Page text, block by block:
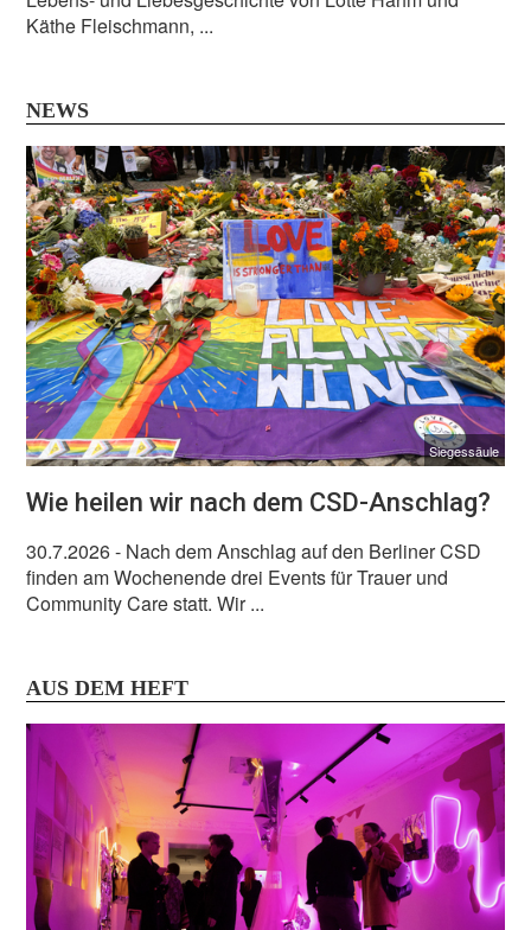
Käthe Fleischmann, ...
NEWS
Siegessäule
Wie heilen wir nach dem CSD-Anschlag?
30.7.2026- Nach dem Anschlag auf den Berliner CSD
finden am Wochenende drei Events für Trauer und
Community Care statt. Wir ...
AUS DEM HEFT